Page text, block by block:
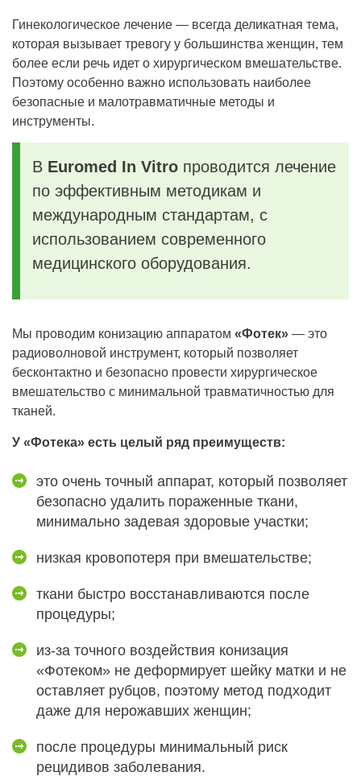
Гинекологическое лечение ― всегда деликатная тема,
которая вызывает тревогу у большинства женщин, тем
более если речь идет о хирургическом вмешательстве.
Поэтому особенно важно использовать наиболее
безопасные и малотравматичные методы и
инструменты.
В Euromed In Vitro проводится лечение
по эффективным методикам и
международным стандартам, с
использованием современного
медицинского оборудования.
Мы проводим конизацию аппаратом «Фотек» ― это
радиоволновой инструмент, который позволяет
бесконтактно и безопасно провести хирургическое
вмешательство с минимальной травматичностью для
тканей.
У «Фотека» есть целый ряд преимуществ:
это очень точный аппарат, который позволяет
безопасно удалить пораженные ткани,
минимально задевая здоровые участки;
низкая кровопотеря при вмешательстве;
ткани быстро восстанавливаются после
процедуры;
из-за точного воздействия конизация
«Фотеком» не деформирует шейку матки и не
оставляет рубцов, поэтому метод подходит
даже для нерожавших женщин;
после процедуры минимальный риск
рецидивов заболевания.